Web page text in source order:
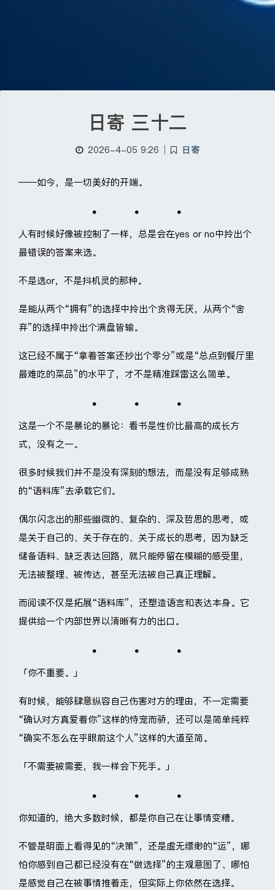
日寄 三十二
2026-4-05 9:26 日寄
——如今，是一切美好的开端。
人有时候好像被控制了一样，总是会在yes or no中拎出个
最错误的答案来选。
不是选or，不是抖机灵的那种。
是能从两个“拥有”的选择中拎出个贪得无厌，从两个“舍
弃”的选择中拎出个满盘皆输。
这已经不属于“拿着答案还抄出个零分”或是“总点到餐厅里
最难吃的菜品”的水平了，才不是精准踩雷这么简单。
这是一个不是暴论的暴论：看书是性价比最高的成长方
式，没有之一。
很多时候我们并不是没有深刻的想法，而是没有足够成熟
的“语料库”去承载它们。
偶尔闪念出的那些幽微的、复杂的、深及哲思的思考，或
是关于自己的、关于存在的、关于成长的思考，因为缺乏
储备语料、缺乏表达回路，就只能停留在模糊的感受里，
无法被整理、被传达，甚至无法被自己真正理解。
而阅读不仅是拓展“语料库”，还塑造语言和表达本身。它
提供给一个内部世界以清晰有力的出口。
「你不重要。」
有时候，能够肆意纵容自己伤害对方的理由，不一定需要
“确认对方真爱着你”这样的恃宠而骄，还可以是简单纯粹
“确实不怎么在乎眼前这个人”这样的大道至简。
「不需要被需要，我一样会下死手。」
你知道的，绝大多数时候，都是你自己在让事情变糟。
不管是明面上看得见的“决策”，还是虚无缥缈的“运”，哪
怕你感到自己都已经没有在“做选择”的主观意图了、哪怕
是感觉自己在被事情推着走，但实际上你依然在选择。